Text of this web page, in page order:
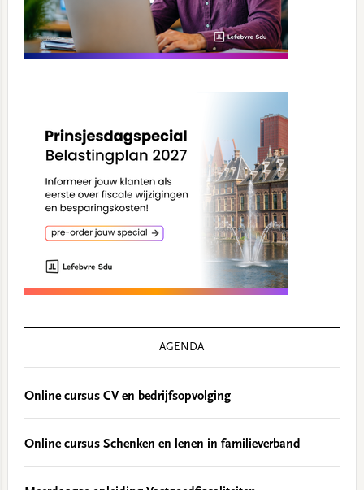
AGENDA
Online cursus CV en bedrijfsopvolging
Online cursus Schenken en lenen in familieverband